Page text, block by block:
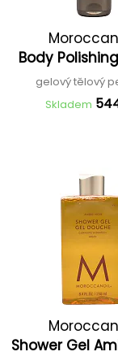
Body
gelový tělový
Skladem
Shower Gel